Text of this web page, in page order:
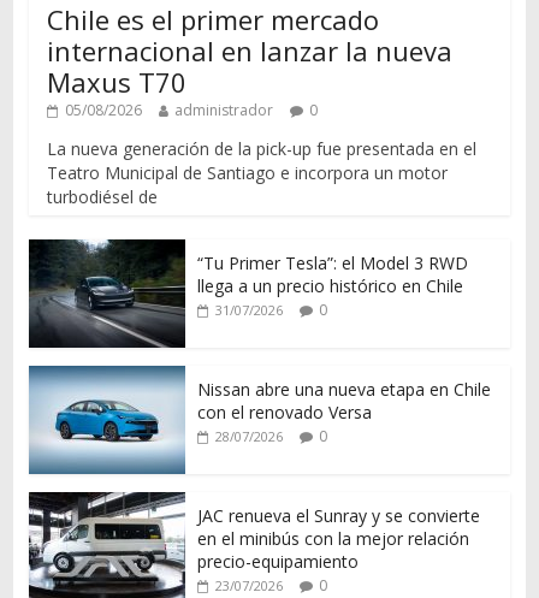
Chile es el primer mercado
internacional en lanzar la nueva
Maxus T70
05/08/2026 administrador 0
La nueva generación de la pick-up fue presentada en el
Teatro Municipal de Santiago e incorpora un motor
turbodiésel de
“Tu Primer Tesla”: el Model 3 RWD
llega a un precio histórico en Chile
31/07/2026 0
Nissan abre una nueva etapa en Chile
con el renovado Versa
28/07/2026 0
JAC renueva el Sunray y se convierte
en el minibús con la mejor relación
precio-equipamiento
23/07/2026 0